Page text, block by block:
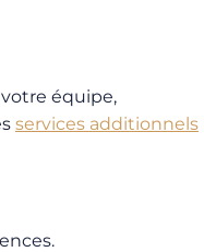
équipe,
services additionnels